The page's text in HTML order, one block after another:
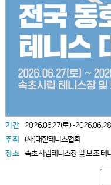
기간
2026.06.27(토
주최
(사)대한테니스협회
장소
속초시립테니스장 및 보조 테